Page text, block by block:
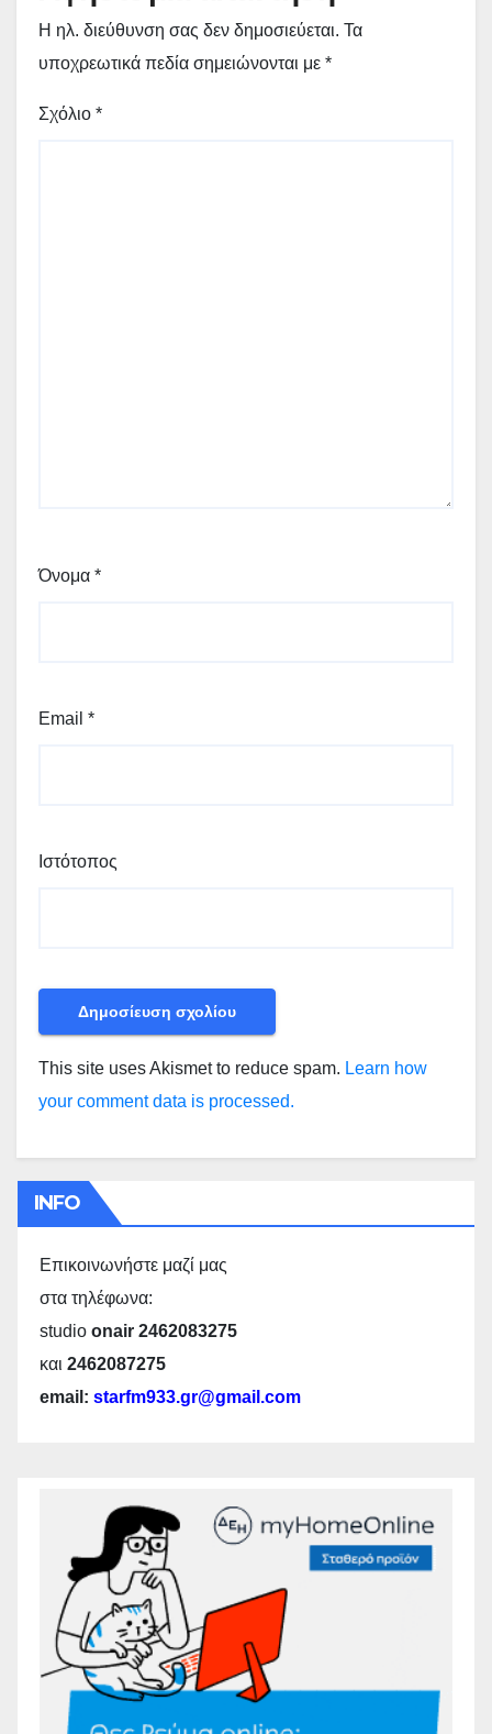
Η ηλ. διεύθυνση σας δεν δημοσιεύεται. Τα
υποχρεωτικά πεδία σημειώνονται με *
Σχόλιο *
Όνομα *
Email *
Ιστότοπος
This site uses Akismet to reduce spam. Learn how
your comment data is processed.
INFO
Επικοινωνήστε μαζί μας
στα τηλέφωνα:
studio onair 2462083275
και 2462087275
email: starfm933.gr@gmail.com